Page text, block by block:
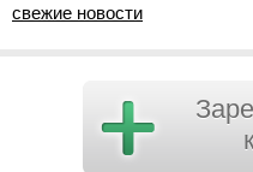
свежие новости